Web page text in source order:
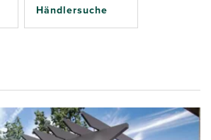
Händlersuche